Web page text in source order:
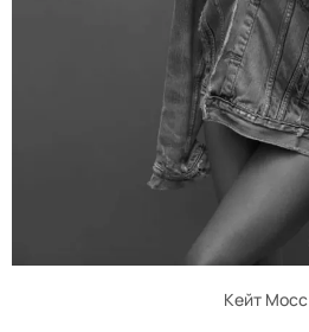
Кейт Мосс